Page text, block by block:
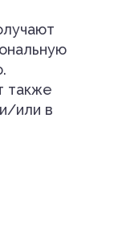
также
или в